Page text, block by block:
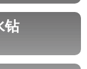
钻